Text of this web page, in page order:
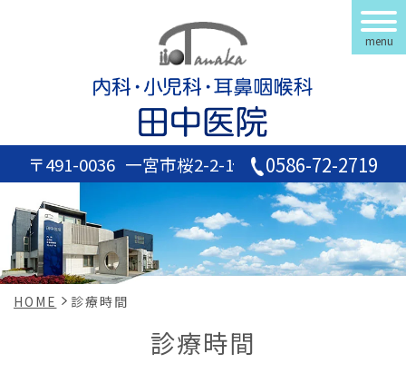
〒491-0036 一宮市桜2-2-1 0586-72-2719
menu
HOME 診療時間
診療時間